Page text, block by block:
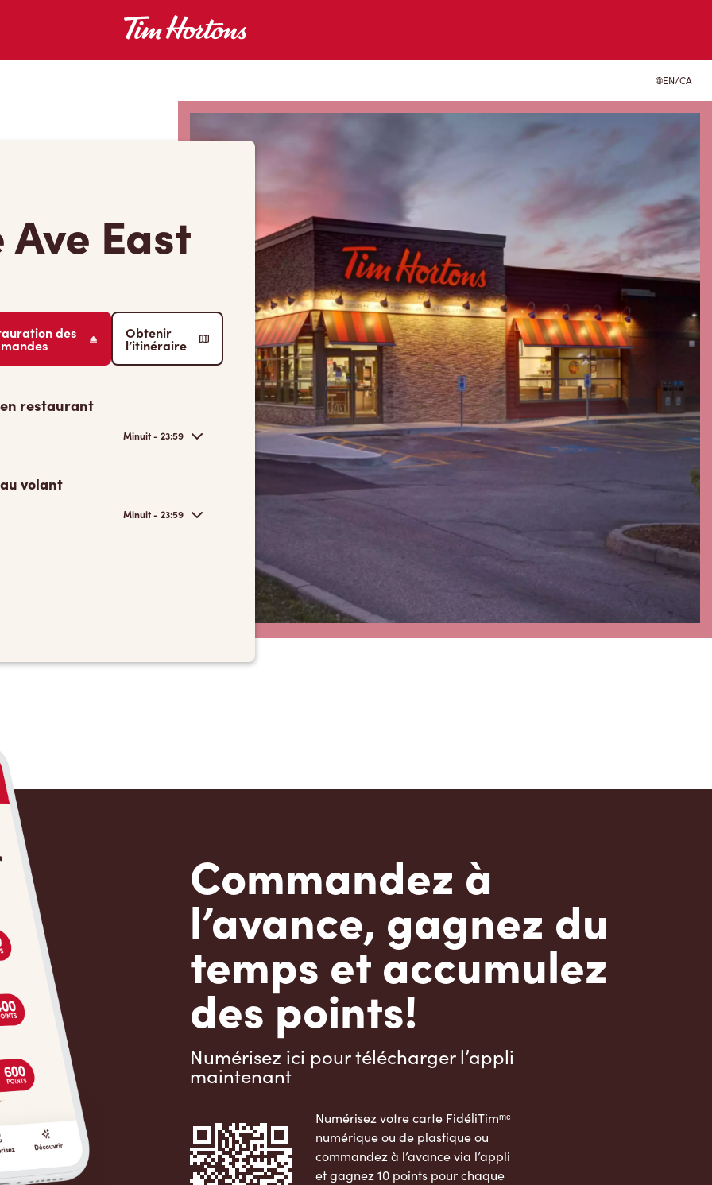
EN/CA
East
des Obtenir
l’itinéraire
restaurant
Minuit - 23:59
volant
Minuit - 23:59
Commandez à
l’avance, gagnez du
temps et accumulez
des points!
Numérisez ici pour télécharger l’appli
maintenant
Numérisez votre carte FidéliTimᵐᶜ
numérique ou de plastique ou
commandez à l’avance via l’appli
et gagnez 10 points pour chaque